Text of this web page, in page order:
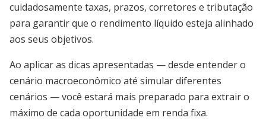
cuidadosamente taxas, prazos, corretores e tributação
para garantir que o rendimento líquido esteja alinhado
aos seus objetivos.
Ao aplicar as dicas apresentadas — desde entender o
cenário macroeconômico até simular diferentes
cenários — você estará mais preparado para extrair o
máximo de cada oportunidade em renda fixa.